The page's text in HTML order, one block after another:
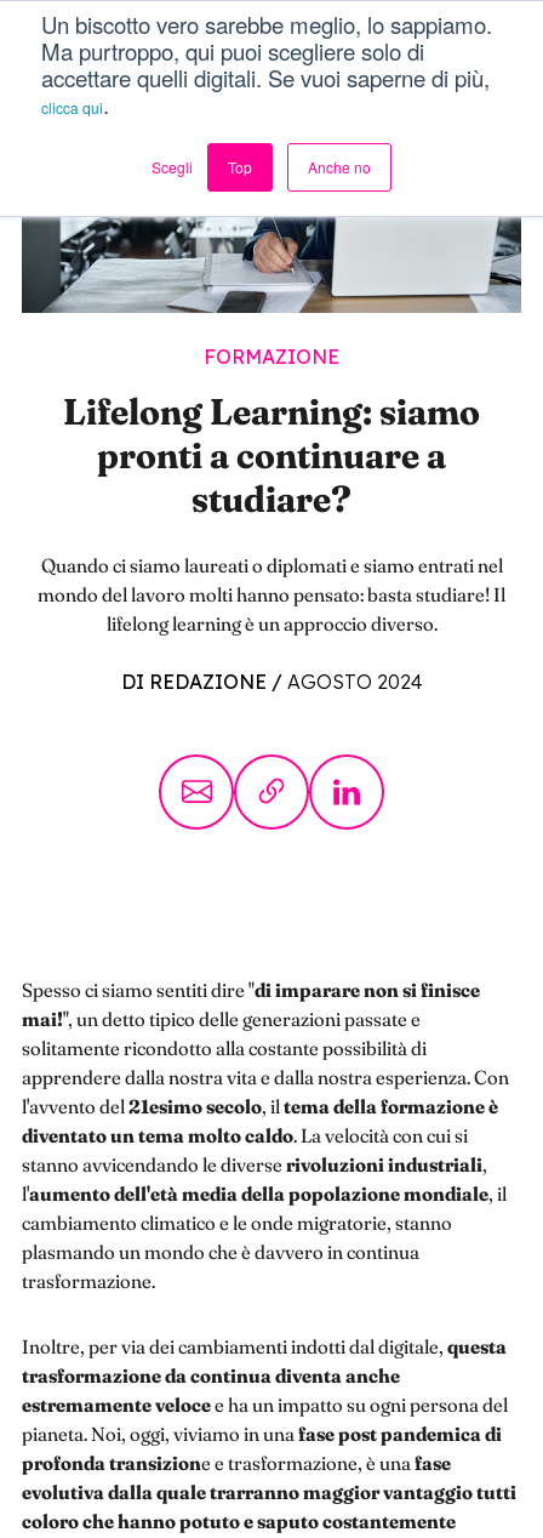
Un biscotto vero sarebbe meglio, lo sappiamo.
Ma purtroppo, qui puoi scegliere solo di
accettare quelli digitali. Se vuoi saperne di più,
clicca qui.
Scegli Top Anche no
Dici Davvero?! Menu
FORMAZIONE
Lifelong Learning: siamo
pronti a continuare a
studiare?
Quando ci siamo laureati o diplomati e siamo entrati nel
mondo del lavoro molti hanno pensato: basta studiare! Il
lifelong learning è un approccio diverso.
DI REDAZIONE / AGOSTO 2024
Spesso ci siamo sentiti dire "di imparare non si finisce
mai!", un detto tipico delle generazioni passate e
solitamente ricondotto alla costante possibilità di
apprendere dalla nostra vita e dalla nostra esperienza. Con
l'avvento del 21esimo secolo, il tema della formazione è
diventato un tema molto caldo. La velocità con cui si
stanno avvicendando le diverse rivoluzioni industriali,
l'aumento dell'età media della popolazione mondiale, il
cambiamento climatico e le onde migratorie, stanno
plasmando un mondo che è davvero in continua
trasformazione.
Inoltre, per via dei cambiamenti indotti dal digitale, questa
trasformazione da continua diventa anche
estremamente velocee ha un impatto su ogni persona del
pianeta. Noi, oggi, viviamo in una fase post pandemica di
profonda transizione e trasformazione, è una fase
evolutiva dalla quale trarranno maggior vantaggio tutti
coloro che hanno potuto e saputo costantemente